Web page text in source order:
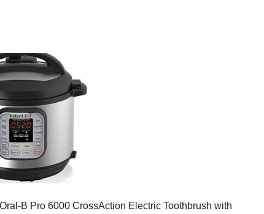
B Pro 6000 CrossAction Electric Toothbrush with